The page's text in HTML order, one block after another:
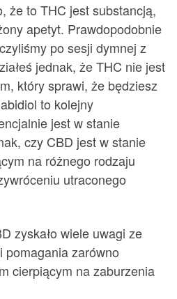
że to THC jest substancją,
apetyt. Prawdopodobnie
po sesji dymnej z
jednak, że THC nie jest
który sprawi, że będziesz
to kolejny
jest w stanie
czy CBD jest w stanie
na różnego rodzaju
utraconego
zyskało wiele uwagi ze
pomagania zarówno
cierpiącym na zaburzenia